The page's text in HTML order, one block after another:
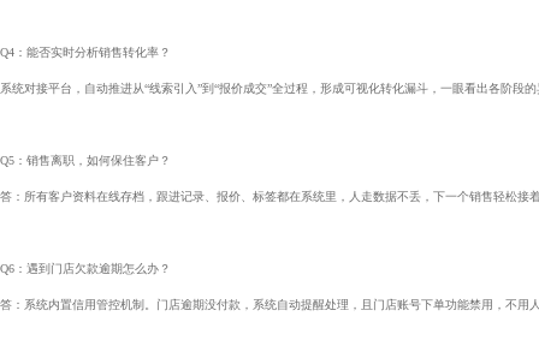
Q4：能否实时分析销售转化率？
系统对接平台，自动推进从“线索引入”到“报价成交”全过程，形成可视化转化漏斗，一眼看出各阶段
Q5：销售离职，如何保住客户？
答：所有客户资料在线存档，跟进记录、报价、标签都在系统里，人走数据不丢，下一个销售轻松接
Q6：遇到门店欠款逾期怎么办？
答：系统内置信用管控机制。门店逾期没付款，系统自动提醒处理，且门店账号下单功能禁用，不用